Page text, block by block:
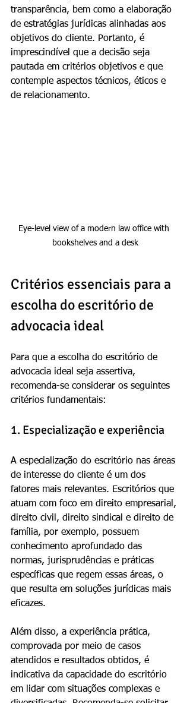
transparência, bem como a elaboração
de estratégias jurídicas alinhadas aos
objetivos do cliente. Portanto, é
imprescindível que a decisão seja
pautada em critérios objetivos e que
contemple aspectos técnicos, éticos e
de relacionamento.
Eye-level view of a modern law office with
bookshelves and a desk
Critérios essenciais para a
escolha do escritório de
advocacia ideal
Para que a escolha do escritório de
advocacia ideal seja assertiva,
recomenda-se considerar os seguintes
critérios fundamentais:
1. Especialização e experiência
A especialização do escritório nas áreas
de interesse do cliente é um dos
fatores mais relevantes. Escritórios que
atuam com foco em direito empresarial,
direito civil, direito sindical e direito de
família, por exemplo, possuem
conhecimento aprofundado das
normas, jurisprudências e práticas
específicas que regem essas áreas, o
que resulta em soluções jurídicas mais
eficazes.
Além disso, a experiência prática,
comprovada por meio de casos
atendidos e resultados obtidos, é
indicativa da capacidade do escritório
em lidar com situações complexas e